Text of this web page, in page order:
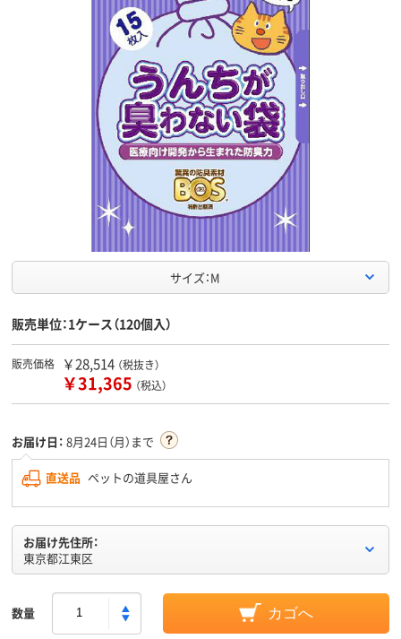
サイズ：M
販売単位：1ケース（120個入）
販売価格 ￥28,514 （税抜き）
￥31,365 （税込）
お届け日： 8月24日（月）まで
直送品 ペットの道具屋さん
お届け先住所：
東京都江東区
数量 カゴへ